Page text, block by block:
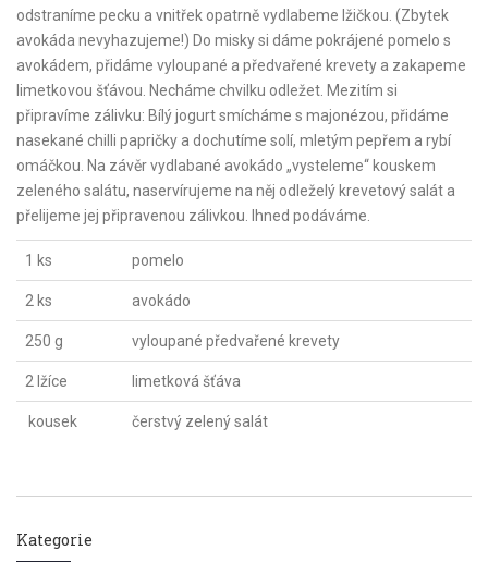
odstraníme pecku a vnitřek opatrně vydlabeme lžičkou. (Zbytek
avokáda nevyhazujeme!) Do misky si dáme pokrájené pomelo s
avokádem, přidáme vyloupané a předvařené krevety a zakapeme
limetkovou šťávou. Necháme chvilku odležet. Mezitím si
připravíme zálivku: Bílý jogurt smícháme s majonézou, přidáme
nasekané chilli papričky a dochutíme solí, mletým pepřem a rybí
omáčkou. Na závěr vydlabané avokádo „vysteleme“ kouskem
zeleného salátu, naservírujeme na něj odleželý krevetový salát a
přelijeme jej připravenou zálivkou. Ihned podáváme.
1 ks pomelo
2 ks avokádo
250 g vyloupané předvařené krevety
2 lžíce limetková šťáva
kousek čerstvý zelený salát
Kategorie